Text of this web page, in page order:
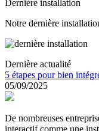
Dernière installation
Notre dernière
Dernière actualité
5 étapes pour bien
05/09/2025
De nombreuses
interactif comme une